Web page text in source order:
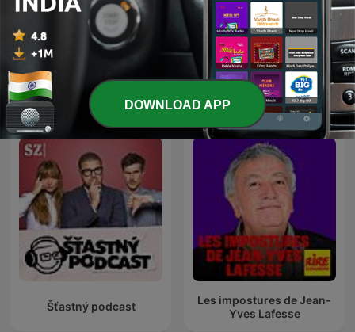
The Joe Rogan Experience
Renascença -
Extremamente
Desagradável
Šťastný podcast
Les impostures de Jean-
Yves Lafesse
DOWNLOAD APP